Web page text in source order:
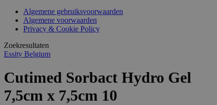
Algemene gebruiksvoorwaarden
Algemene voorwaarden
Privacy & Cookie Policy
Zoekresultaten
Essity Belgium
Cutimed Sorbact Hydro Gel
7,5cm x 7,5cm 10